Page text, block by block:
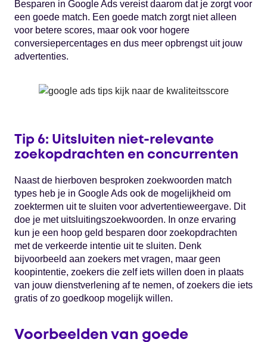
Besparen in Google Ads vereist daarom dat je zorgt voor
een goede match. Een goede match zorgt niet alleen
voor betere scores, maar ook voor hogere
conversiepercentages en dus meer opbrengst uit jouw
advertenties.
Tip 6: Uitsluiten niet-relevante
zoekopdrachten en concurrenten
Naast de hierboven besproken zoekwoorden match
types heb je in Google Ads ook de mogelijkheid om
zoektermen uit te sluiten voor advertentieweergave. Dit
doe je met uitsluitingszoekwoorden. In onze ervaring
kun je een hoop geld besparen door zoekopdrachten
met de verkeerde intentie uit te sluiten. Denk
bijvoorbeeld aan zoekers met vragen, maar geen
koopintentie, zoekers die zelf iets willen doen in plaats
van jouw dienstverlening af te nemen, of zoekers die iets
gratis of zo goedkoop mogelijk willen.
Voorbeelden van goede